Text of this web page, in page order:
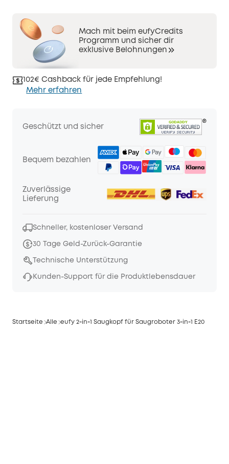
Mach mit beim eufyCredits
Programm und sicher dir
exklusive Belohnungen
102€ Cashback für jede Empfehlung!
Mehr erfahren
Geschützt und sicher
Bequem bezahlen
Zuverlässige
Lieferung
Schneller, kostenloser Versand
30 Tage Geld-Zurück-Garantie
Technische Unterstützung
Kunden-Support für die Produktlebensdauer
Startseite Alle eufy 2‑in‑1 Saugkopf für Saugroboter 3‑in‑1 E20